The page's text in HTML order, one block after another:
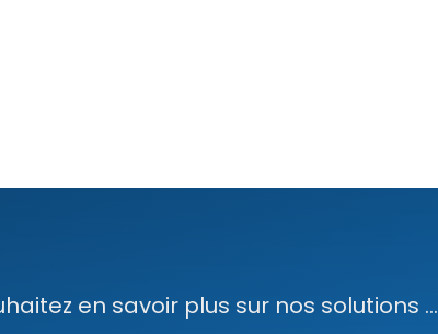
en savoir plus sur nos solutions ...